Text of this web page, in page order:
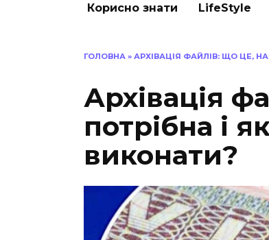
Корисно знати LifeStyle
ГОЛОВНА » АРХІВАЦІЯ ФАЙЛІВ: ЩО ЦЕ,
Архівація
потрібна і
виконати?